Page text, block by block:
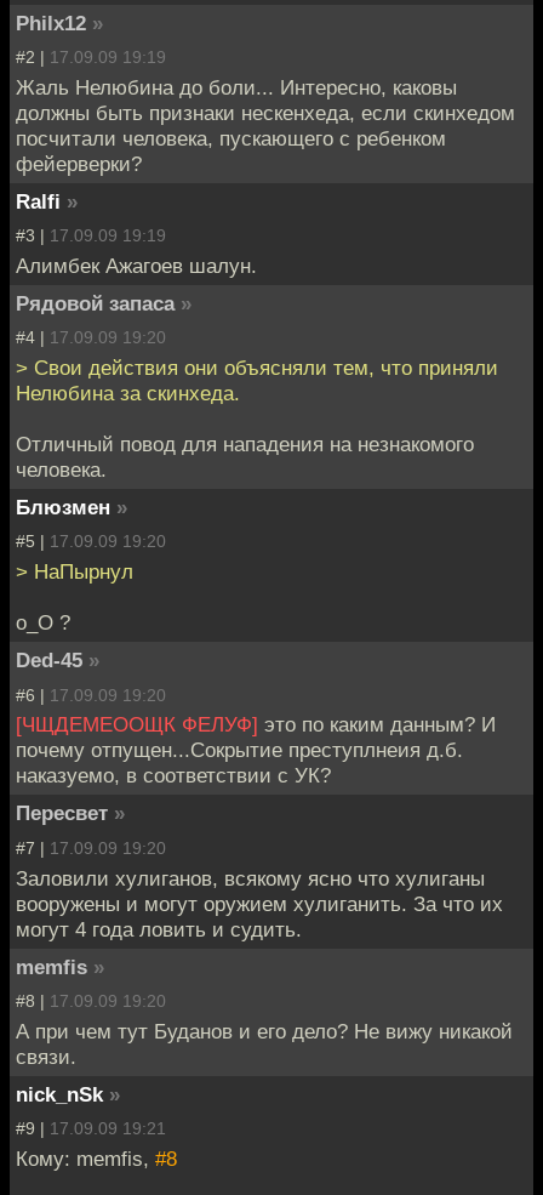
Philx12 »
#2 | 17.09.09 19:19
Жаль Нелюбина до боли... Интересно, каковы
должны быть признаки нескенхеда, если скинхедом
посчитали человека, пускающего с ребенком
фейерверки?
Ralfi »
#3 | 17.09.09 19:19
Алимбек Ажагоев шалун.
Рядовой запаса »
#4 | 17.09.09 19:20
> Свои действия они объясняли тем, что приняли
Нелюбина за скинхеда.
Отличный повод для нападения на незнакомого
человека.
Блюзмен »
#5 | 17.09.09 19:20
> НаПырнул
о_О ?
Ded-45 »
#6 | 17.09.09 19:20
[ЧЩДЕМЕООЩК ФЕЛУФ] это по каким данным? И
почему отпущен...Сокрытие преступлнеия д.б.
наказуемо, в соответствии с УК?
Пересвет »
#7 | 17.09.09 19:20
Заловили хулиганов, всякому ясно что хулиганы
вооружены и могут оружием хулиганить. За что их
могут 4 года ловить и судить.
memfis »
#8 | 17.09.09 19:20
А при чем тут Буданов и его дело? Не вижу никакой
связи.
nick_nSk »
#9 | 17.09.09 19:21
Кому: memfis, #8